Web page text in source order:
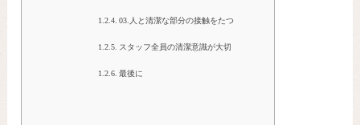
03.人と清潔な部分の接触をたつ
スタッフ全員の清潔意識が大切
最後に